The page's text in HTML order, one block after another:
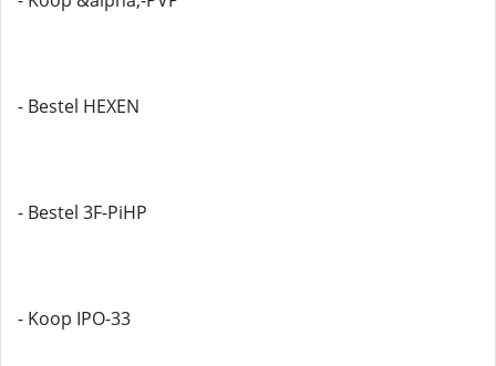
- Bestel HEXEN
- Bestel 3F-PiHP
- Koop IPO-33